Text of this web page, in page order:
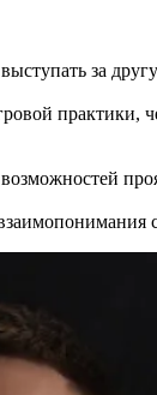
за
практики,